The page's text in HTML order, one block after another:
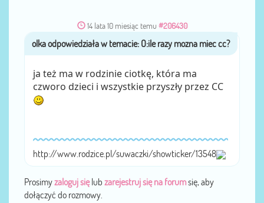
14 lata 10 miesiąc temu #206430
przezolka
ja też ma w rodzinie ciotkę, która ma
czworo dzieci i wszystkie przyszły przez CC
http://www.rodzice.pl/suwaczki/showticker/13548
Prosimyzaloguj sięlub zarejestruj się na forumsię, aby
dołączyć do rozmowy.